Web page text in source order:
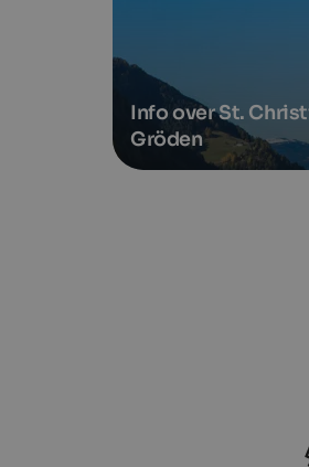
Info over St.
Gröden